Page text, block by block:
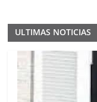
ULTIMAS NOTICIAS